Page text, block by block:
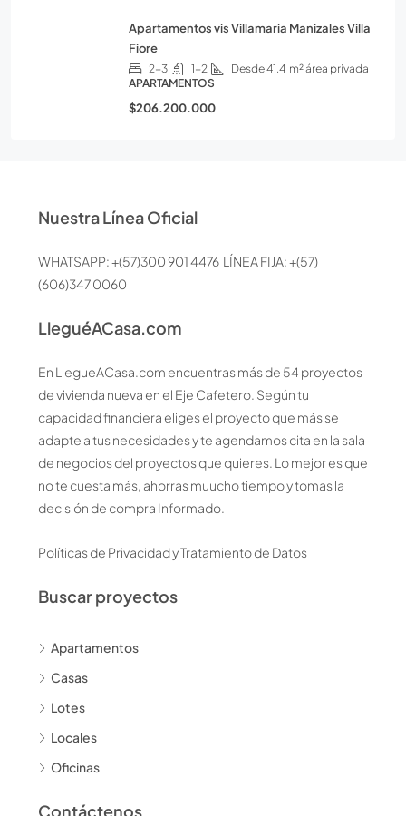
Apartamentos vis Villamaria Manizales Villa
Fiore
2-3 1-2 Desde 41.4 m² área privada
APARTAMENTOS
$206.200.000
Nuestra Línea Oficial
WHATSAPP: +(57)300 901 4476 LÍNEA FIJA: +(57)
(606)347 0060
LleguéACasa.com
En LlegueACasa.com encuentras más de 54 proyectos
de vivienda nueva en el Eje Cafetero. Según tu
capacidad financiera eliges el proyecto que más se
adapte a tus necesidades y te agendamos cita en la sala
de negocios del proyectos que quieres. Lo mejor es que
no te cuesta más, ahorras muucho tiempo y tomas la
decisión de compra Informado.
Políticas de Privacidad y Tratamiento de Datos
Buscar proyectos
Apartamentos
Casas
Lotes
Locales
Oficinas
Contáctenos